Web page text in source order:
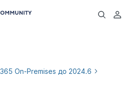
On-Premises до 2024.6